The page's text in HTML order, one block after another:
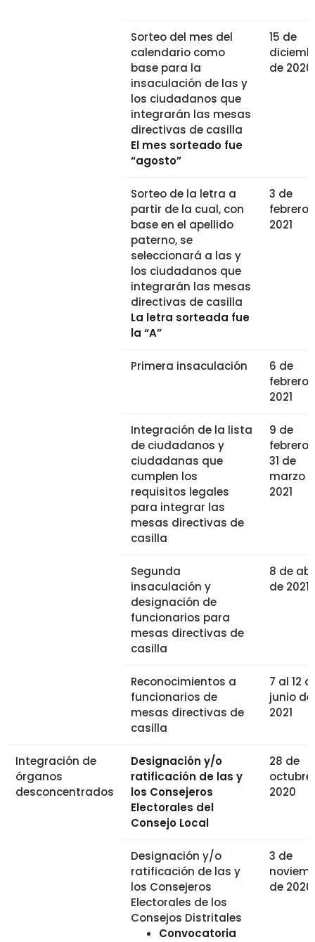
Sorteo del mes del
calendario como
base para la
insaculación de las y
los ciudadanos que
integrarán las mesas
directivas de casilla
El mes sorteado fue
“agosto”
15 de
de 2020
Sorteo de la letra a
partir de la cual, con
base en el apellido
paterno, se
seleccionará a las y
los ciudadanos que
integrarán las mesas
directivas de casilla
La letra sorteada fue
la “A”
3 de
febrero
2021
Primera insaculación
6 de
febrero
2021
Integración de la lista
de ciudadanos y
ciudadanas que
cumplen los
requisitos legales
para integrar las
mesas directivas de
casilla
9 de
febrero
31 de
marzo
2021
Segunda
insaculación y
designación de
funcionarios para
mesas directivas de
casilla
8 de
de 2021
Reconocimientos a
funcionarios de
mesas directivas de
casilla
7 al 12
junio de
2021
Integración de
órganos
desconcentrados
Designación y/o
ratificación de las y
los Consejeros
Electorales del
Consejo Local
28 de
octubre
2020
Designación y/o
ratificación de las y
los Consejeros
Electorales de los
Consejos Distritales
Convocatoria
3 de
de 2020